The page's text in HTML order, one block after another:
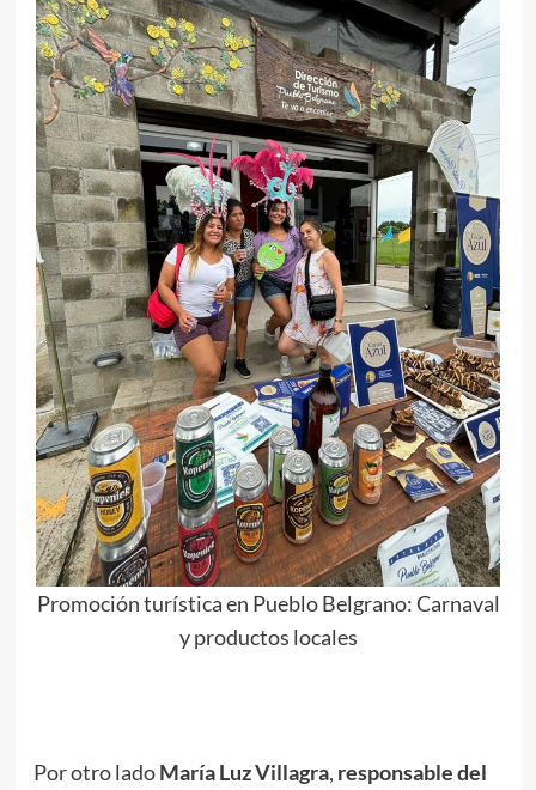
Promoción turística en Pueblo Belgrano: Carnaval
y productos locales
Por otro ladoMaría Luz Villagra, responsable del